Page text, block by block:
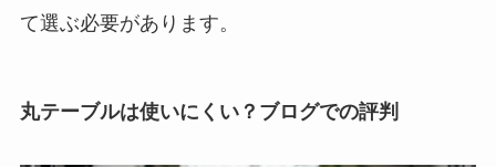
て選ぶ必要があります。
丸テーブルは使いにくい？ブログでの評判